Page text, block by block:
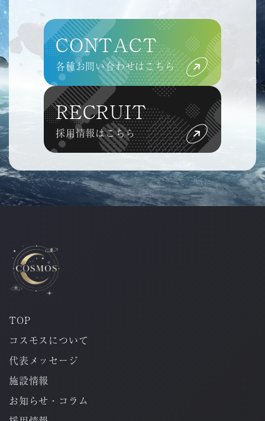
CONTACT
各種お問い合わせはこちら
RECRUIT
採用情報はこちら
TOP
コスモスについて
代表メッセージ
施設情報
お知らせ・コラム